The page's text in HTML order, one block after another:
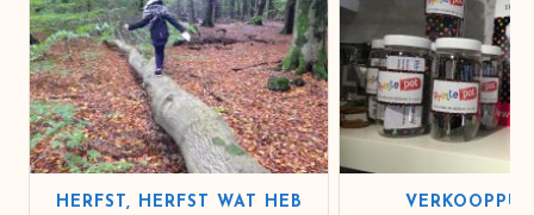
HERFST, HERFST WAT HEB